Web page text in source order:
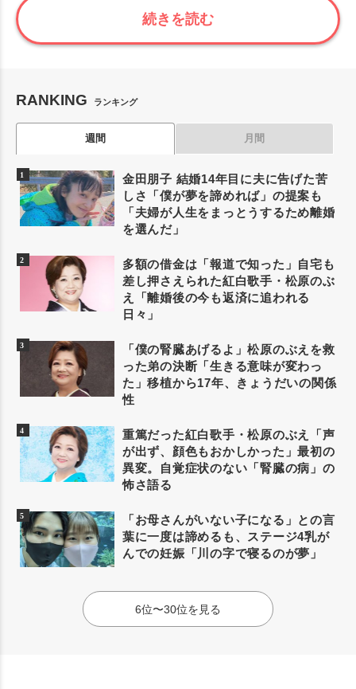
続きを読む
RANKING ランキング
週間 月間
金田朋子 結婚14年目に夫に告げた苦
しさ「僕が夢を諦めれば」の提案も
「夫婦が人生をまっとうするため離婚
を選んだ」
多額の借金は「報道で知った」自宅も
差し押さえられた紅白歌手・松原のぶ
え「離婚後の今も返済に追われる
日々」
「僕の腎臓あげるよ」松原のぶえを救
った弟の決断「生きる意味が変わっ
た」移植から17年、きょうだいの関係
性
重篤だった紅白歌手・松原のぶえ「声
が出ず、顔色もおかしかった」最初の
異変。自覚症状のない「腎臓の病」の
怖さ語る
「お母さんがいない子になる」との言
葉に一度は諦めるも、ステージ4乳が
んでの妊娠「川の字で寝るのが夢」
6位〜30位を見る